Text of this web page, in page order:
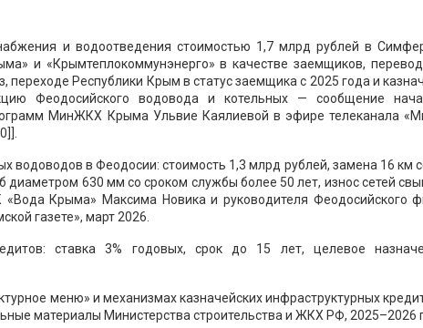
и водоотведения стоимостью 1,7 млрд рублей в
и «Крымтеплокоммунэнерго» в качестве заемщиков,
переходе Республики Крым в статус заемщика с 2025 года и
Феодосийского водовода и котельных — сообщение
МинЖКХ Крыма Ульвие Каялиевой в эфире телеканала
водоводов в Феодосии: стоимость 1,3 млрд рублей, замена 16 км
диаметром 630 мм со сроком службы более 50 лет, износ сетей
Крыма» Максима Новика и руководителя Феодосийского
газете», март 2026.
ставка 3% годовых, срок до 15 лет, целевое
меню» и механизмах казначейских инфраструктурных
материалы Министерства строительства и ЖКХ РФ, 2025–2026